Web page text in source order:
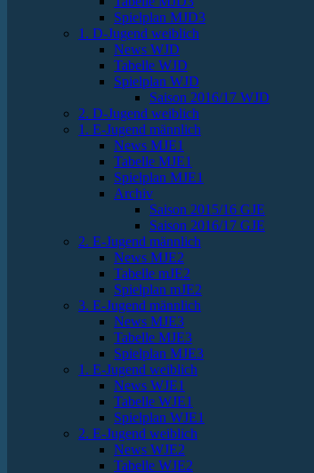
Spielplan MJD3
1. D-Jugend weiblich
News WJD
Tabelle WJD
Spielplan WJD
Saison 2016/17 WJD
2. D-Jugend weiblich
1. E-Jugend männlich
News MJE1
Tabelle MJE1
Spielplan MJE1
Archiv
Saison 2015/16 GJE
Saison 2016/17 GJE
2. E-Jugend männlich
News MJE2
Tabelle mJE2
Spielplan mJE2
3. E-Jugend männlich
News MJE3
Tabelle MJE3
Spielplan MJE3
1. E-Jugend weiblich
News WJE1
Tabelle WJE1
Spielplan WJE1
2. E-Jugend weiblich
News WJE2
Tabelle WJE2